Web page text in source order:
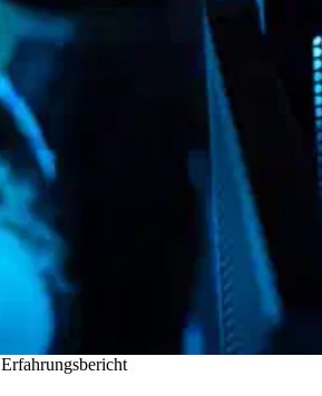
Erfahrungsbericht